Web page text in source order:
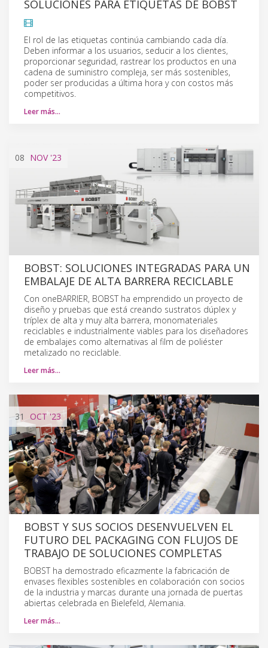
SOLUCIONES PARA ETIQUETAS DE BOBST
El rol de las etiquetas continúa cambiando cada día.
Deben informar a los usuarios, seducir a los clientes,
proporcionar seguridad, rastrear los productos en una
cadena de suministro compleja, ser más sostenibles,
poder ser producidas a última hora y con costos más
competitivos.
Leer más…
08 NOV'23
BOBST: SOLUCIONES INTEGRADAS PARA UN
EMBALAJE DE ALTA BARRERA RECICLABLE
Con oneBARRIER, BOBST ha emprendido un proyecto de
diseño y pruebas que está creando sustratos dúplex y
tríplex de alta y muy alta barrera, monomateriales
reciclables e industrialmente viables para los diseñadores
de embalajes como alternativas al film de poliéster
metalizado no reciclable.
Leer más…
31 OCT'23
BOBST Y SUS SOCIOS DESENVUELVEN EL
FUTURO DEL PACKAGING CON FLUJOS DE
TRABAJO DE SOLUCIONES COMPLETAS
BOBST ha demostrado eficazmente la fabricación de
envases flexibles sostenibles en colaboración con socios
de la industria y marcas durante una jornada de puertas
abiertas celebrada en Bielefeld, Alemania.
Leer más…